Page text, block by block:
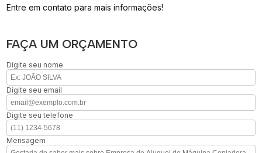
Entre em contato para mais informações!
FAÇA UM ORÇAMENTO
Digite seu nome
Digite seu email
Digite seu telefone
Mensagem